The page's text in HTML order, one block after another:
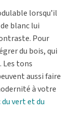
lorsqu’il
blanc lui
Pour
du bois, qui
tons
aussi faire
à votre
vert et du